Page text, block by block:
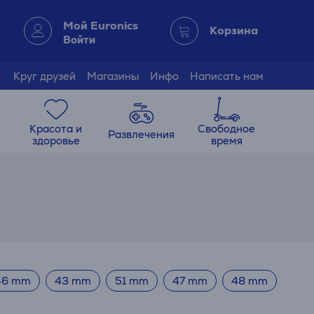
Мой Euronics
Войти
Корзина
Круг друзей Магазины Инфо Написать нам
Красота и
здоровье
Развлечения
Свободное
время
mm 43 mm 51 mm 47 mm 48 mm